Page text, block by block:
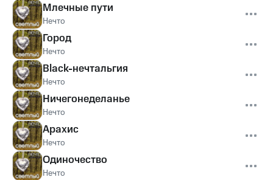
Млечные пути
Нечто
Город
Нечто
Black-нечтальгия
Нечто
Ничегонеделанье
Нечто
Арахис
Нечто
Одиночество
Нечто